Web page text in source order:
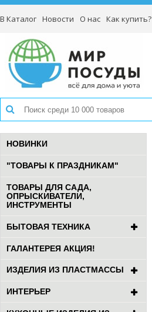
В Каталог Новости О нас Как купить?
НОВИНКИ
"ТОВАРЫ К ПРАЗДНИКАМ"
ТОВАРЫ ДЛЯ САДА,
ОПРЫСКИВАТЕЛИ,
ИНСТРУМЕНТЫ
БЫТОВАЯ ТЕХНИКА
ГАЛАНТЕРЕЯ АКЦИЯ!
ИЗДЕЛИЯ ИЗ ПЛАСТМАССЫ
ИНТЕРЬЕР